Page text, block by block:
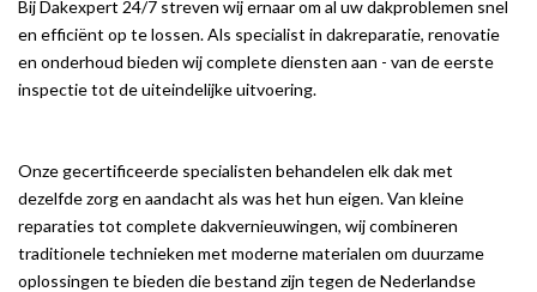
Bij Dakexpert 24/7 streven wij ernaar om al uw dakproblemen snel
en efficiënt op te lossen. Als specialist in dakreparatie, renovatie
en onderhoud bieden wij complete diensten aan - van de eerste
inspectie tot de uiteindelijke uitvoering.
Onze gecertificeerde specialisten behandelen elk dak met
dezelfde zorg en aandacht als was het hun eigen. Van kleine
reparaties tot complete dakvernieuwingen, wij combineren
traditionele technieken met moderne materialen om duurzame
oplossingen te bieden die bestand zijn tegen de Nederlandse